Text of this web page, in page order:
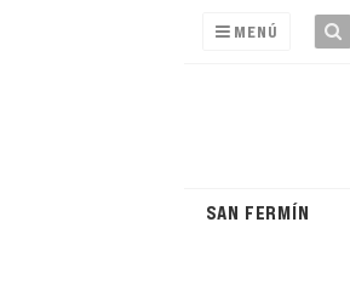
MENÚ
SAN FERMÍN